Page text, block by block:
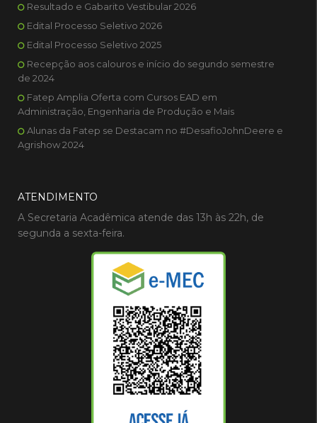
Resultado e Gabarito Vestibular 2026
Edital Processo Seletivo 2026
Edital Processo Seletivo 2025
Recepção aos calouros e início do segundo semestre
de 2024
Fatep Amplia Oferta com Cursos EAD em
Administração, Engenharia de Produção e Mais
Alunas da Fatep se Destacam no #DesafioJohnDeere e
Agrishow 2024
ATENDIMENTO
A Secretaria Acadêmica atende das 13h às 22h, de
segunda a sexta-feira.